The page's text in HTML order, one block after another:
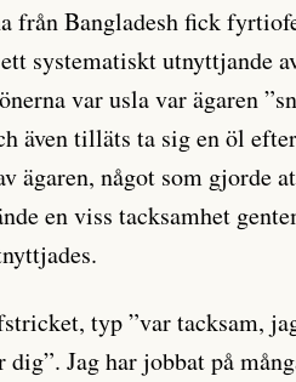
från Bangladesh fick
systematiskt utnyttjande
var usla var ägaren
även tilläts ta sig en öl
ägaren, något som gjorde
en viss tacksamhet
typ ”var tacksam,
Jag har jobbat på